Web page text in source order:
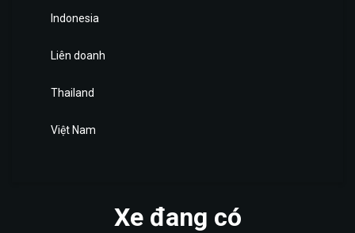
Indonesia
Liên doanh
Thailand
Việt Nam
Xe đang có